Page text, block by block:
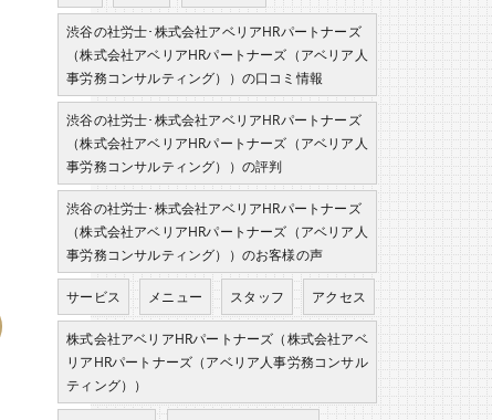
渋谷の社労士･株式会社アベリアHRパートナーズ
（株式会社アベリアHRパートナーズ（アベリア人
事労務コンサルティング））の口コミ情報
渋谷の社労士･株式会社アベリアHRパートナーズ
（株式会社アベリアHRパートナーズ（アベリア人
事労務コンサルティング））の評判
渋谷の社労士･株式会社アベリアHRパートナーズ
（株式会社アベリアHRパートナーズ（アベリア人
事労務コンサルティング））のお客様の声
サービス メニュー スタッフ アクセス
株式会社アベリアHRパートナーズ（株式会社アベ
リアHRパートナーズ（アベリア人事労務コンサル
ティング））